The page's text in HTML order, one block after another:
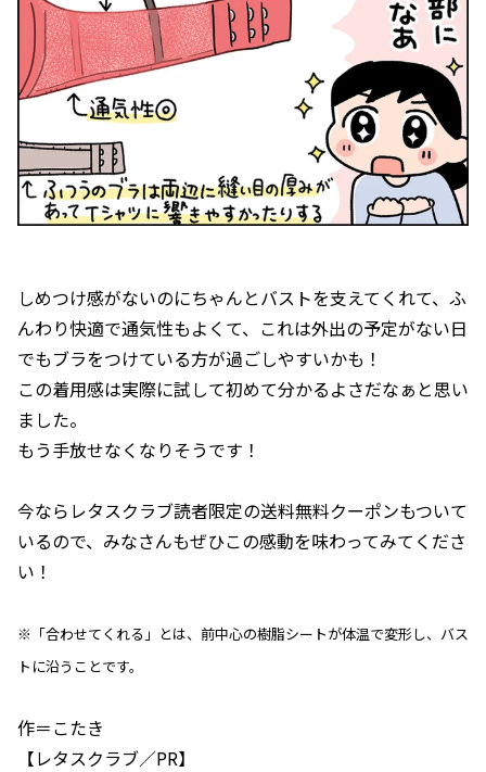
しめつけ感がないのにちゃんとバストを支えてくれて、ふ
んわり快適で通気性もよくて、これは外出の予定がない日
でもブラをつけている方が過ごしやすいかも！
この着用感は実際に試して初めて分かるよさだなぁと思い
ました。
もう手放せなくなりそうです！
今ならレタスクラブ読者限定の送料無料クーポンもついて
いるので、みなさんもぜひこの感動を味わってみてくださ
い！
※「合わせてくれる」とは、前中心の樹脂シートが体温で変形し、バス
トに沿うことです。
作＝こたき
【レタスクラブ／PR】